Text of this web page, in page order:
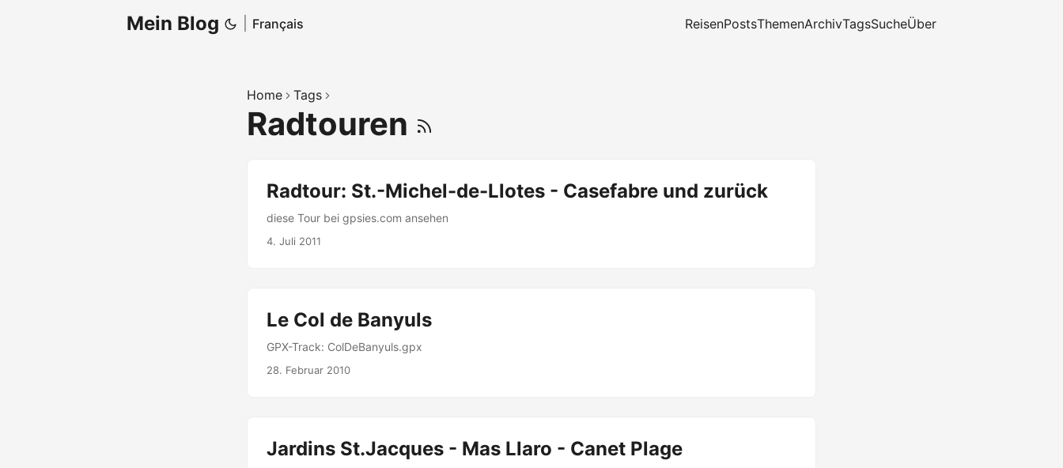
Mein Blog Français ReisenPostsThemenArchivTagsSucheÜber
Home Tags
Radtouren
Radtour: St.-Michel-de-Llotes - Casefabre und zurück
diese Tour bei gpsies.com ansehen
4. Juli 2011
Le Col de Banyuls
GPX-Track: ColDeBanyuls.gpx
28. Februar 2010
Jardins St.Jacques - Mas Llaro - Canet Plage